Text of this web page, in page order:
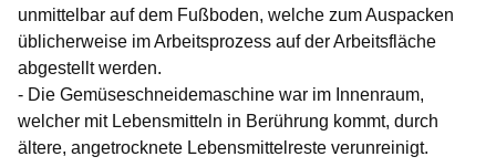
unmittelbar auf dem Fußboden, welche zum Auspacken
üblicherweise im Arbeitsprozess auf der Arbeitsfläche
abgestellt werden.
- Die Gemüseschneidemaschine war im Innenraum,
welcher mit Lebensmitteln in Berührung kommt, durch
ältere, angetrocknete Lebensmittelreste verunreinigt.